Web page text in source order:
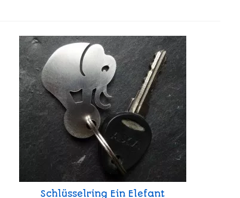
In den Warenkorb
Schlüsselring Ein Elefant